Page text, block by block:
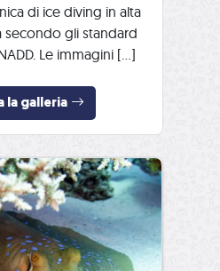
di ice diving in alta
secondo gli standard
Le immagini […]
la galleria